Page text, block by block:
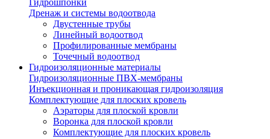
Гидрошпонки
Дренаж и системы водоотвода
Двустенные трубы
Линейный водоотвод
Профилированные мембраны
Точечный водоотвод
Гидроизоляционные материалы
Гидроизоляционные ПВХ-мембраны
Инъекционная и проникающая гидроизоляция
Комплектующие для плоских кровель
Аэраторы для плоской кровли
Воронка для плоской кровли
Комплектующие для плоских кровель